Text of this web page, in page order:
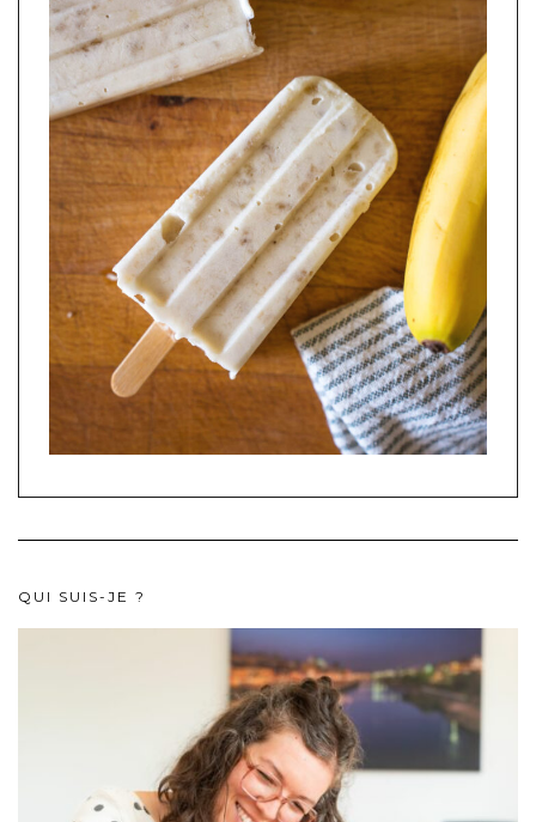
QUI SUIS-JE ?